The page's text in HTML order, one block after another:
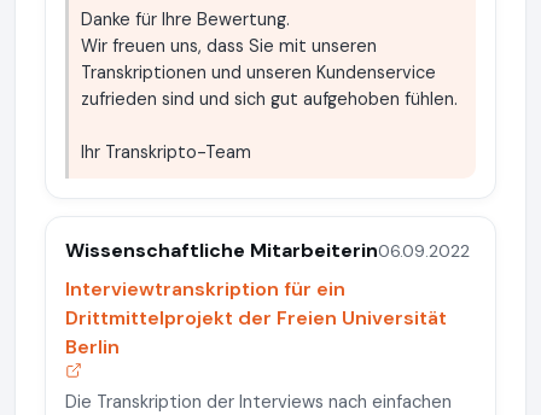
Danke für Ihre Bewertung.
Wir freuen uns, dass Sie mit unseren
Transkriptionen und unseren Kundenservice
zufrieden sind und sich gut aufgehoben fühlen.
Ihr Transkripto-Team
Wissenschaftliche Mitarbeiterin06.09.2022
Interviewtranskription für ein
Drittmittelprojekt der Freien Universität
Berlin
Die Transkription der Interviews nach einfachen